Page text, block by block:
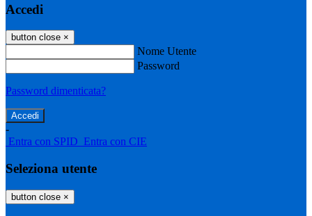
Accedi
button close ×
Nome Utente
Password
Password dimenticata?
-
Entra con SPID Entra con CIE
Seleziona utente
button close ×